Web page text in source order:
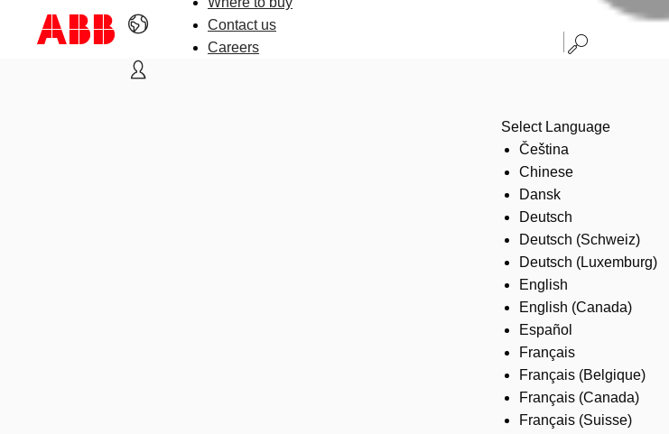
Contact us
Careers
Select Language
Čeština
Chinese
Dansk
Deutsch
Deutsch (Schweiz)
Deutsch (Luxemburg)
English
English (Canada)
Español
Français
Français (Belgique)
Français (Canada)
Français (Suisse)